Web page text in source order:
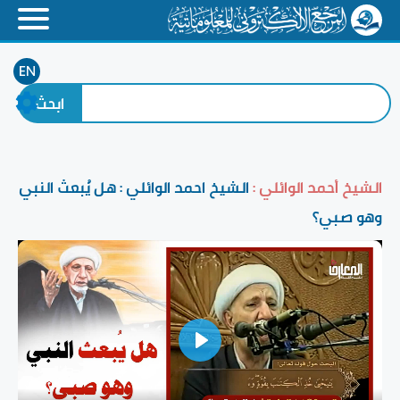
EN
الشيخ أحمد الوائلي :الشيخ احمد الوائلي : هل يُبعث النبي
وهو صبي؟
Play